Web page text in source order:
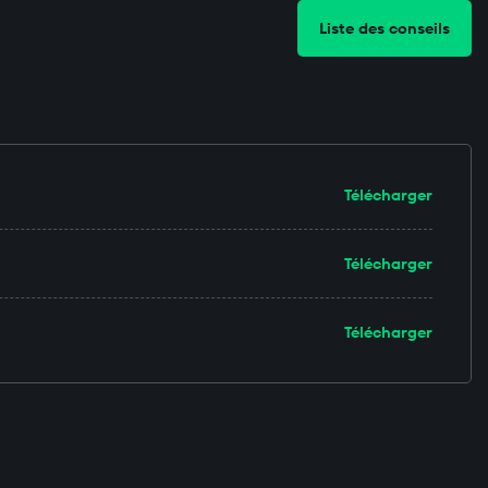
Liste des conseils
Télécharger
Télécharger
Télécharger